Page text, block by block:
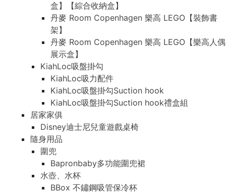
盒】【綜合收納盒】
丹麥 Room Copenhagen 樂高 LEGO【裝飾書
架】
丹麥 Room Copenhagen 樂高 LEGO【樂高人偶
展示盒】
KiahLoc吸盤掛勾
KiahLoc吸力配件
KiahLoc吸盤掛勾Suction hook
KiahLoc吸盤掛勾Suction hook禮盒組
居家家俱
Disney迪士尼兒童遊戲桌椅
隨身用品
圍兜
Bapronbaby多功能圍兜裙
水壺、水杯
BBox 不鏽鋼吸管保冷杯